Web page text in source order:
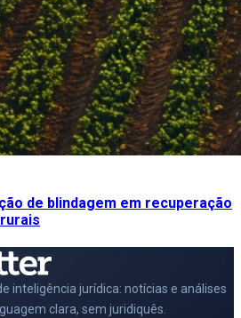
de blindagem em recuperação
inteligência jurídica: notícias e análises
clara, sem juridiquês.